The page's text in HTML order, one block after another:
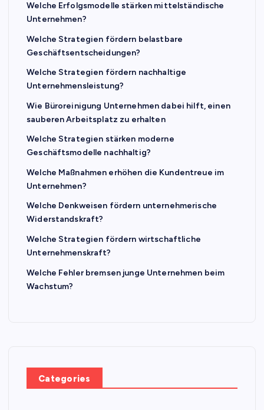
Welche Erfolgsmodelle stärken mittelständische
Unternehmen?
Welche Strategien fördern belastbare
Geschäftsentscheidungen?
Welche Strategien fördern nachhaltige
Unternehmensleistung?
Wie Büroreinigung Unternehmen dabei hilft, einen
sauberen Arbeitsplatz zu erhalten
Welche Strategien stärken moderne
Geschäftsmodelle nachhaltig?
Welche Maßnahmen erhöhen die Kundentreue im
Unternehmen?
Welche Denkweisen fördern unternehmerische
Widerstandskraft?
Welche Strategien fördern wirtschaftliche
Unternehmenskraft?
Welche Fehler bremsen junge Unternehmen beim
Wachstum?
Categories